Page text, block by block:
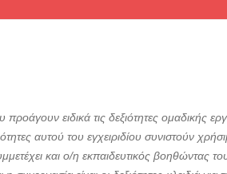
ειδικά τις δεξιότητες ομαδικής
αυτού του εγχειριδίου συνιστούν
και ο/η εκπαιδευτικός βοηθώντας